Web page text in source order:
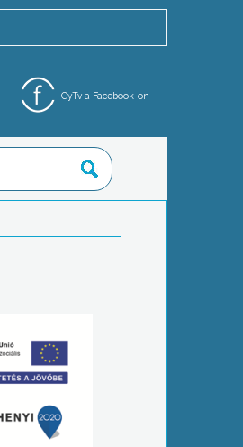
GyTv a Facebook-on